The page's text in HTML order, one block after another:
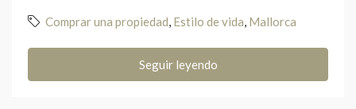
Comprar una propiedad, Estilo de vida, Mallorca
Seguir leyendo